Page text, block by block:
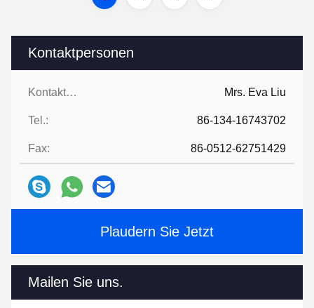
Kontaktpersonen
Kontaktpersonen: Mrs. Eva Liu
Tel.: 86-134-16743702
Fax: 86-0512-62751429
Plaudern Sie Jetzt
Mailen Sie uns.